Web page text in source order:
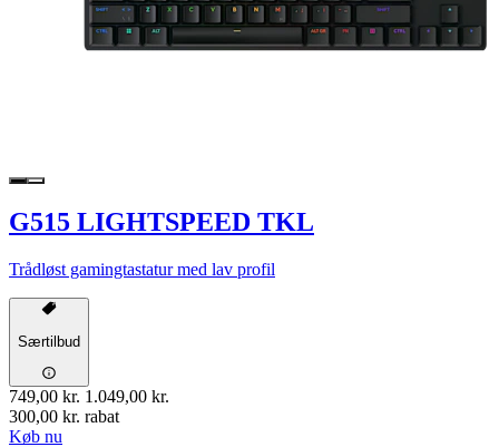
G515 LIGHTSPEED TKL
Trådløst gamingtastatur med lav profil
Særtilbud
749,00 kr. 1.049,00 kr.
300,00 kr. rabat
Køb nu